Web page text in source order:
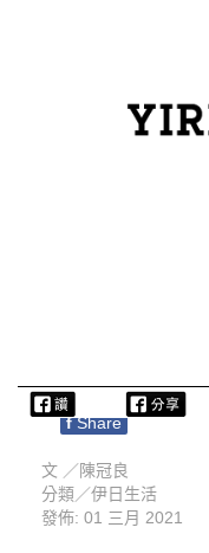
f Share
文 ／陳冠良
分類／伊日生活
發佈: 01 三月 2021